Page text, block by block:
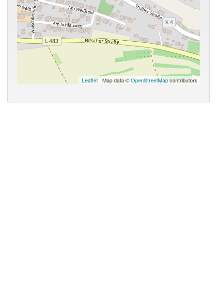
Leaflet | Map data ©OpenStreetMapcontributors